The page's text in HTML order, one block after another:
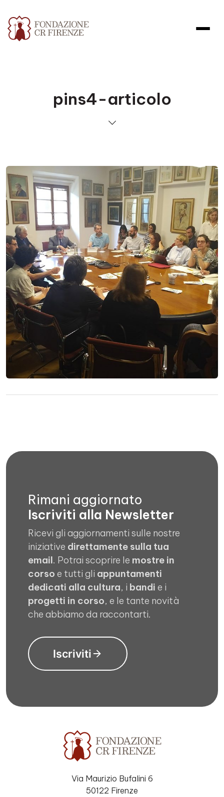
pins4-articolo
Rimani aggiornato
Iscriviti alla Newsletter
Ricevi gli aggiornamenti sulle nostre
iniziative direttamente sulla tua
email. Potrai scoprire le mostre in
corso e tutti gli appuntamenti
dedicati alla cultura, i bandi e i
progetti in corso, e le tante novità
che abbiamo da raccontarti.
Iscriviti
Via Maurizio Bufalini 6
50122 Firenze